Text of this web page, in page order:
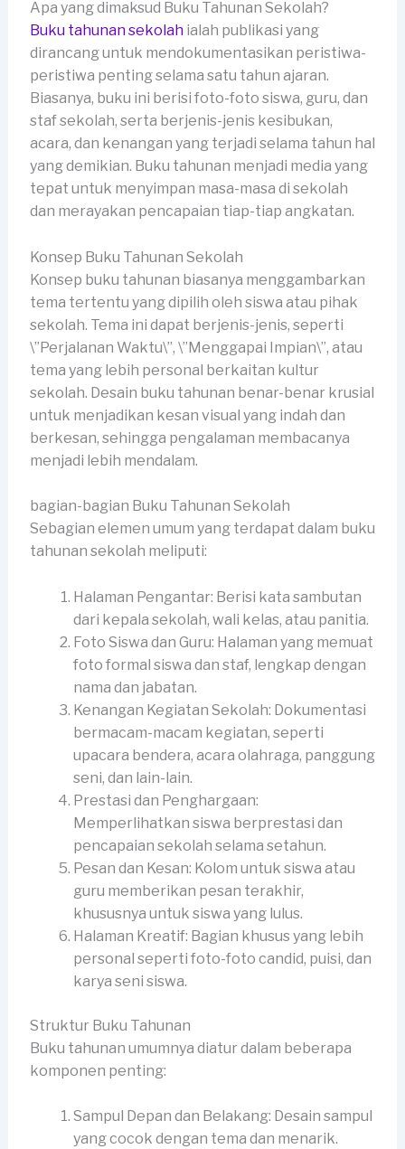
Apa yang dimaksud Buku Tahunan Sekolah?
Buku tahunan sekolahialah publikasi yang
dirancang untuk mendokumentasikan peristiwa-
peristiwa penting selama satu tahun ajaran.
Biasanya, buku ini berisi foto-foto siswa, guru, dan
staf sekolah, serta berjenis-jenis kesibukan,
acara, dan kenangan yang terjadi selama tahun hal
yang demikian. Buku tahunan menjadi media yang
tepat untuk menyimpan masa-masa di sekolah
dan merayakan pencapaian tiap-tiap angkatan.
Konsep Buku Tahunan Sekolah
Konsep buku tahunan biasanya menggambarkan
tema tertentu yang dipilih oleh siswa atau pihak
sekolah. Tema ini dapat berjenis-jenis, seperti
\”Perjalanan Waktu\”, \”Menggapai Impian\”, atau
tema yang lebih personal berkaitan kultur
sekolah. Desain buku tahunan benar-benar krusial
untuk menjadikan kesan visual yang indah dan
berkesan, sehingga pengalaman membacanya
menjadi lebih mendalam.
bagian-bagian Buku Tahunan Sekolah
Sebagian elemen umum yang terdapat dalam buku
tahunan sekolah meliputi:
Halaman Pengantar: Berisi kata sambutan
dari kepala sekolah, wali kelas, atau panitia.
Foto Siswa dan Guru: Halaman yang memuat
foto formal siswa dan staf, lengkap dengan
nama dan jabatan.
Kenangan Kegiatan Sekolah: Dokumentasi
bermacam-macam kegiatan, seperti
upacara bendera, acara olahraga, panggung
seni, dan lain-lain.
Prestasi dan Penghargaan:
Memperlihatkan siswa berprestasi dan
pencapaian sekolah selama setahun.
Pesan dan Kesan: Kolom untuk siswa atau
guru memberikan pesan terakhir,
khususnya untuk siswa yang lulus.
Halaman Kreatif: Bagian khusus yang lebih
personal seperti foto-foto candid, puisi, dan
karya seni siswa.
Struktur Buku Tahunan
Buku tahunan umumnya diatur dalam beberapa
komponen penting:
Sampul Depan dan Belakang: Desain sampul
yang cocok dengan tema dan menarik.